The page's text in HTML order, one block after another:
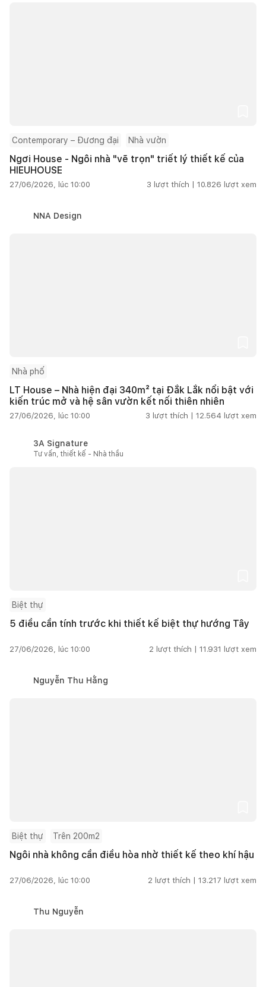
Contemporary – Đương đại Nhà vườn
Ngơi House - Ngôi nhà "vẽ trọn" triết lý thiết kế của
HIEUHOUSE
27/06/2026, lúc 10:00 3 lượt thích | 10.826 lượt xem
NNA Design
Nhà phố
LT House – Nhà hiện đại 340m² tại Đắk Lắk nổi bật với
kiến trúc mở và hệ sân vườn kết nối thiên nhiên
27/06/2026, lúc 10:00 3 lượt thích | 12.564 lượt xem
3A Signature
Tư vấn, thiết kế - Nhà thầu
Biệt thự
5 điều cần tính trước khi thiết kế biệt thự hướng Tây
27/06/2026, lúc 10:00 2 lượt thích | 11.931 lượt xem
Nguyễn Thu Hằng
Biệt thự Trên 200m2
Ngôi nhà không cần điều hòa nhờ thiết kế theo khí hậu
27/06/2026, lúc 10:00 2 lượt thích | 13.217 lượt xem
Thu Nguyễn